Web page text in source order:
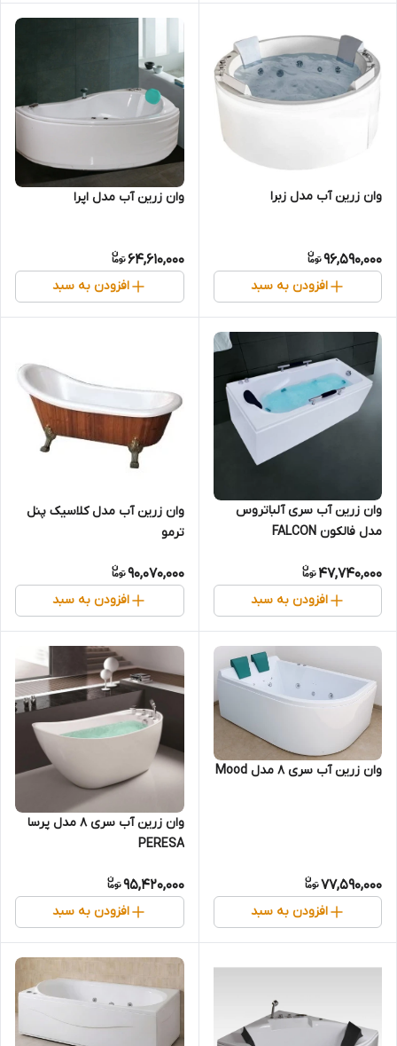
وان زرین آب مدل زبرا
96,590,000
افزودن به سبد
وان زرین آب مدل اپرا
64,610,000
افزودن به سبد
وان زرین آب سری آلباتروس
مدل فالکون FALCON
47,740,000
افزودن به سبد
وان زرین آب مدل کلاسیک پنل
ترمو
90,070,000
افزودن به سبد
وان زرین آب سری 8 مدل Mood
77,590,000
افزودن به سبد
وان زرین آب سری 8 مدل پرسا
PERESA
95,420,000
افزودن به سبد